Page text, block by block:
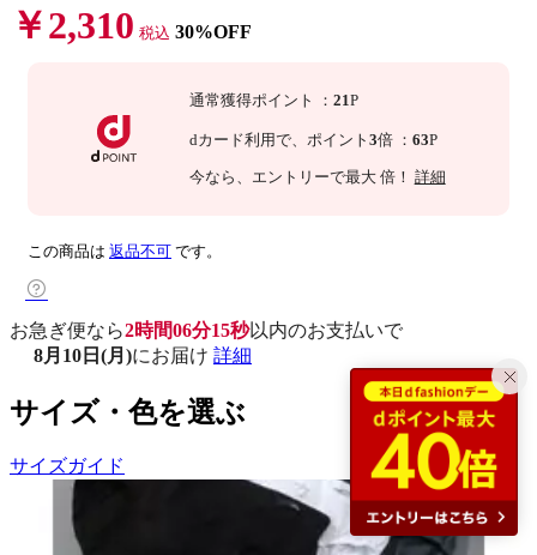
￥2,310 税込 30%OFF
通常獲得ポイント ： 21P
dカード利用で、 ポイント 3倍 ： 63P
今なら 、エントリーで最大 倍！ 詳細
この商品は 返品不可 です。
お急ぎ便なら2時間06分14秒以内のお支払いで
8月10日(月)にお届け 詳細
サイズ・色を選ぶ
サイズガイド